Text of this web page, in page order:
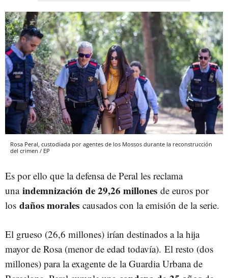
Rosa Peral, custodiada por agentes de los Mossos durante la reconstrucción
del crimen / EP
Es por ello que la defensa de Peral les reclama
una indemnización de 29,26 millones de euros por
los daños morales causados con la emisión de la serie.
El grueso (26,6 millones) irían destinados a la hija
mayor de Rosa (menor de edad todavía). El resto (dos
millones) para la exagente de la Guardia Urbana de